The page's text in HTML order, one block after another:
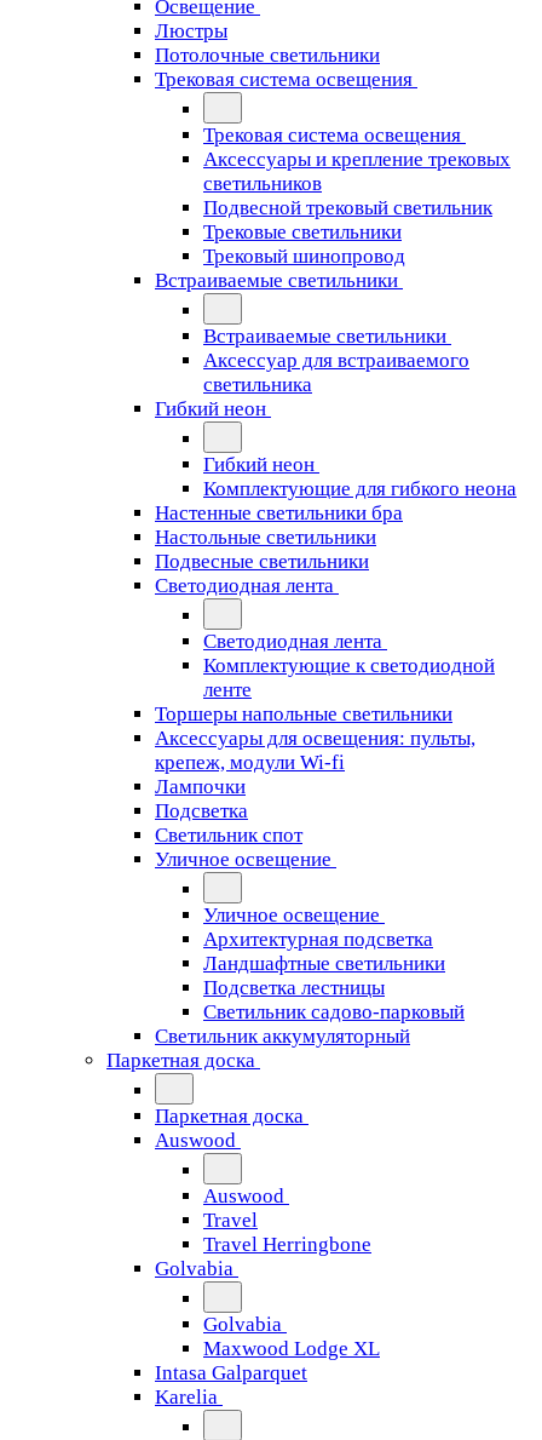
Освещение
Люстры
Потолочные светильники
Трековая система освещения
Трековая система освещения
Аксессуары и крепление трековых
светильников
Подвесной трековый светильник
Трековые светильники
Трековый шинопровод
Встраиваемые светильники
Встраиваемые светильники
Аксессуар для встраиваемого
светильника
Гибкий неон
Гибкий неон
Комплектующие для гибкого неона
Настенные светильники бра
Настольные светильники
Подвесные светильники
Светодиодная лента
Светодиодная лента
Комплектующие к светодиодной
ленте
Торшеры напольные светильники
Аксессуары для освещения: пульты,
крепеж, модули Wi-fi
Лампочки
Подсветка
Светильник спот
Уличное освещение
Уличное освещение
Архитектурная подсветка
Ландшафтные светильники
Подсветка лестницы
Светильник садово-парковый
Светильник аккумуляторный
Паркетная доска
Паркетная доска
Auswood
Auswood
Travel
Travel Herringbone
Golvabia
Golvabia
Maxwood Lodge XL
Intasa Galparquet
Karelia